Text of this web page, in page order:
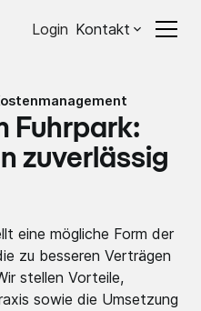
Login Kontakt
Fuhrpark:
zuverlässig
eine mögliche Form der
zu besseren Verträgen
stellen Vorteile,
sowie die Umsetzung